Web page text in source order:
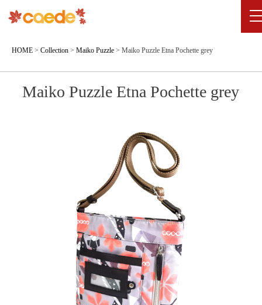
HOME > Collection > Maiko Puzzle > Maiko Puzzle Etna Pochette grey
Maiko Puzzle Etna Pochette grey